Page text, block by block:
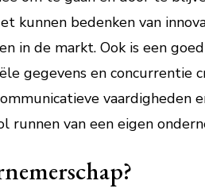
kunnen bedenken van
in de markt. Ook is een
gegevens en concurrentie
vaardigheden
runnen van een eigen